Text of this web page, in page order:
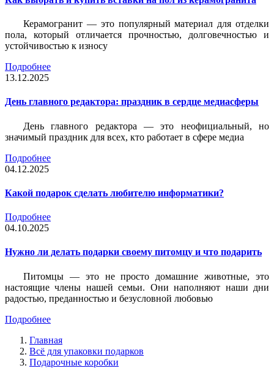
Керамогранит — это популярный материал для отделки
пола, который отличается прочностью, долговечностью и
устойчивостью к износу
Подробнее
13.12.2025
День главного редактора: праздник в сердце медиасферы
День главного редактора — это неофициальный, но
значимый праздник для всех, кто работает в сфере медиа
Подробнее
04.12.2025
Какой подарок сделать любителю информатики?
Подробнее
04.10.2025
Нужно ли делать подарки своему питомцу и что подарить
Питомцы — это не просто домашние животные, это
настоящие члены нашей семьи. Они наполняют наши дни
радостью, преданностью и безусловной любовью
Подробнее
Главная
Всё для упаковки подарков
Подарочные коробки